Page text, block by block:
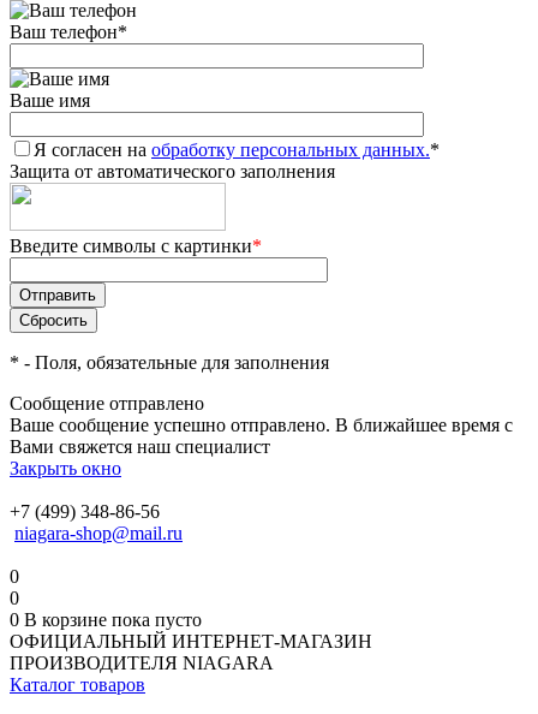
Ваш телефон*
Ваше имя
Я согласен на обработку персональных данных.*
Защита от автоматического заполнения
Введите символы с картинки*
* - Поля, обязательные для заполнения
Сообщение отправлено
Ваше сообщение успешно отправлено. В ближайшее время с
Вами свяжется наш специалист
Закрыть окно
+7 (499) 348-86-56
niagara-shop@mail.ru
0
0
0 В корзине пока пусто
ОФИЦИАЛЬНЫЙ ИНТЕРНЕТ-МАГАЗИН
ПРОИЗВОДИТЕЛЯ NIAGARA
Каталог товаров